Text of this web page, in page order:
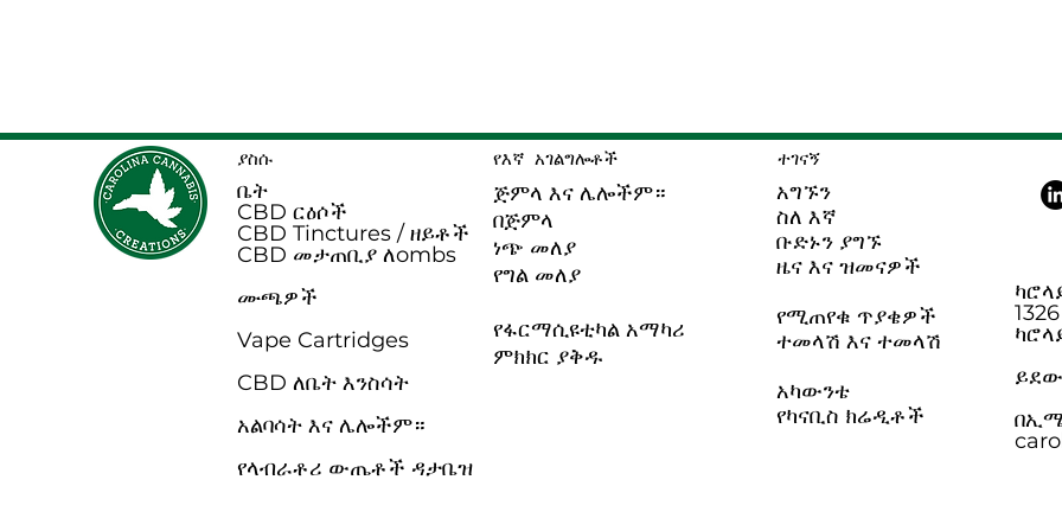
ያስሱ
ቤት
CBD ርዕሶች
CBD Tinctures / ዘይቶች
CBD መታጠቢያ ለombs
ሙጫዎች
Vape Cartridges
CBD ለቤት እንስሳት
አልባሳት እና ሌሎችም።
የላብራቶሪ ውጤቶች ዳታቤዝ
የእኛ አገልግሎቶች
ጅምላ እና ሌሎችም።
በጅምላ
ነጭ መለያ
የግል መለያ
የፋርማሲዩቲካል አማካሪ
ምክክር ያቅዱ
ተገናኝ
አግኙን
ስለ እኛ
ቡድኑን ያግኙ
ዜና እና ዝመናዎች
የሚጠየቁ ጥያቄዎች
ተመላሽ እና ተመላሽ
አካውንቴ
የካናቢስ ክሬዲቶች